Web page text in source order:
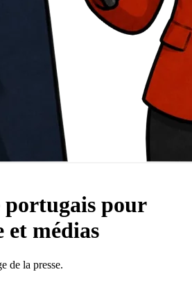
portugais pour
et médias
de la presse.